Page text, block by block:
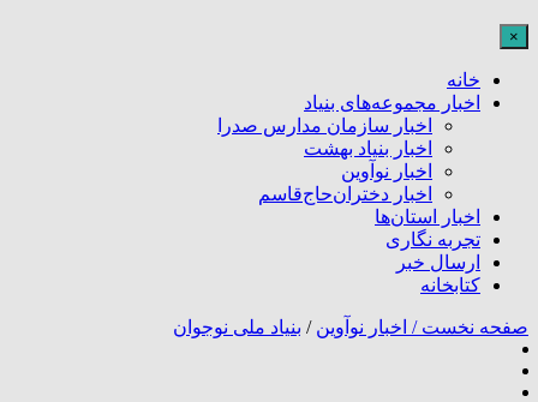
×
خانه
اخبار مجموعه‌های بنیاد
اخبار سازمان مدارس صدرا
اخبار بنیاد بهشت
اخبار نوآوین
اخبار دختران‌حاج‌قاسم
اخبار استان‌ها
تجربه نگاری
ارسال خبر
کتابخانه
صفحه نخست / اخبار نوآوین / بنیاد ملی نوجوان